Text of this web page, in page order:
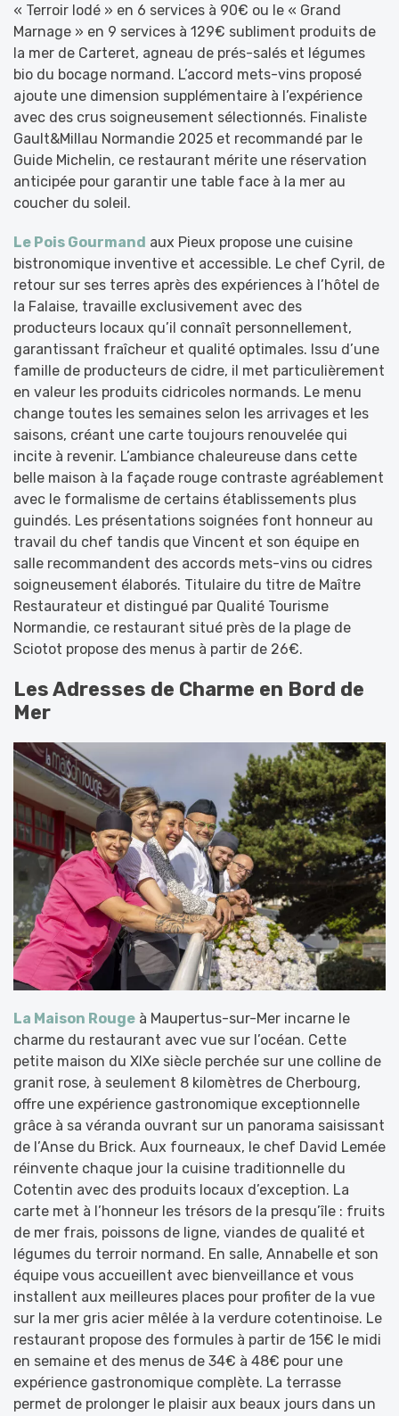
« Terroir Iodé » en 6 services à 90€ ou le « Grand
Marnage » en 9 services à 129€ subliment produits de
la mer de Carteret, agneau de prés-salés et légumes
bio du bocage normand. L’accord mets-vins proposé
ajoute une dimension supplémentaire à l’expérience
avec des crus soigneusement sélectionnés. Finaliste
Gault&Millau Normandie 2025 et recommandé par le
Guide Michelin, ce restaurant mérite une réservation
anticipée pour garantir une table face à la mer au
coucher du soleil.
Le Pois Gourmand aux Pieux propose une cuisine
bistronomique inventive et accessible. Le chef Cyril, de
retour sur ses terres après des expériences à l’hôtel de
la Falaise, travaille exclusivement avec des
producteurs locaux qu’il connaît personnellement,
garantissant fraîcheur et qualité optimales. Issu d’une
famille de producteurs de cidre, il met particulièrement
en valeur les produits cidricoles normands. Le menu
change toutes les semaines selon les arrivages et les
saisons, créant une carte toujours renouvelée qui
incite à revenir. L’ambiance chaleureuse dans cette
belle maison à la façade rouge contraste agréablement
avec le formalisme de certains établissements plus
guindés. Les présentations soignées font honneur au
travail du chef tandis que Vincent et son équipe en
salle recommandent des accords mets-vins ou cidres
soigneusement élaborés. Titulaire du titre de Maître
Restaurateur et distingué par Qualité Tourisme
Normandie, ce restaurant situé près de la plage de
Sciotot propose des menus à partir de 26€.
Les Adresses de Charme en Bord de
Mer
La Maison Rouge à Maupertus-sur-Mer incarne le
charme du restaurant avec vue sur l’océan. Cette
petite maison du XIXe siècle perchée sur une colline de
granit rose, à seulement 8 kilomètres de Cherbourg,
offre une expérience gastronomique exceptionnelle
grâce à sa véranda ouvrant sur un panorama saisissant
de l’Anse du Brick. Aux fourneaux, le chef David Lemée
réinvente chaque jour la cuisine traditionnelle du
Cotentin avec des produits locaux d’exception. La
carte met à l’honneur les trésors de la presqu’île : fruits
de mer frais, poissons de ligne, viandes de qualité et
légumes du terroir normand. En salle, Annabelle et son
équipe vous accueillent avec bienveillance et vous
installent aux meilleures places pour profiter de la vue
sur la mer gris acier mêlée à la verdure cotentinoise. Le
restaurant propose des formules à partir de 15€ le midi
en semaine et des menus de 34€ à 48€ pour une
expérience gastronomique complète. La terrasse
permet de prolonger le plaisir aux beaux jours dans un